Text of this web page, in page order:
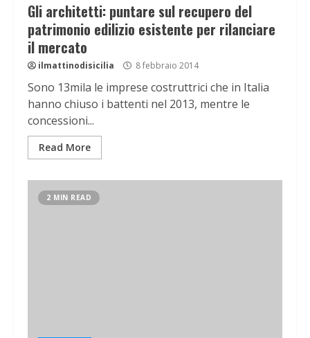
Gli architetti: puntare sul recupero del
patrimonio edilizio esistente per rilanciare
il mercato
ilmattinodisicilia 8 febbraio 2014
Sono 13mila le imprese costruttrici che in Italia
hanno chiuso i battenti nel 2013, mentre le
concessioni...
Read More
2 MIN READ